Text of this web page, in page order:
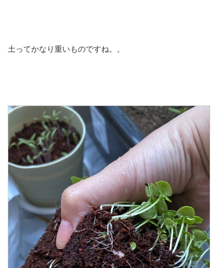
土ってかなり重いものですね。。